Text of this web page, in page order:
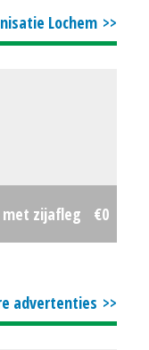
Lochem
met zijafleg €0
advertenties